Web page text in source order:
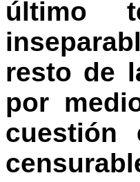
último
resto de
por
cuestión